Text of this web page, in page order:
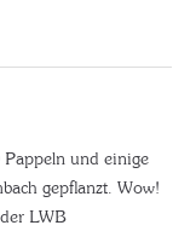
und einige
gepflanzt. Wow!
LWB